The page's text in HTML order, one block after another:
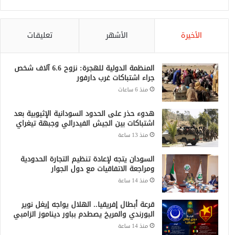
الأخيرة الأشهر تعليقات
المنظمة الدولية للهجرة: نزوح 6.6 آلاف شخص
جراء اشتباكات غرب دارفور
منذ 6 ساعات
هدوء حذر على الحدود السودانية الإثيوبية بعد
اشتباكات بين الجيش الفيدرالي وجبهة تيغراي
منذ 13 ساعة
السودان يتجه لإعادة تنظيم التجارة الحدودية
ومراجعة الاتفاقيات مع دول الجوار
منذ 14 ساعة
قرعة أبطال إفريقيا.. الهلال يواجه إيغل نوير
البورندي والمريخ يصطدم بباور ديناموز الزامبي
منذ 14 ساعة